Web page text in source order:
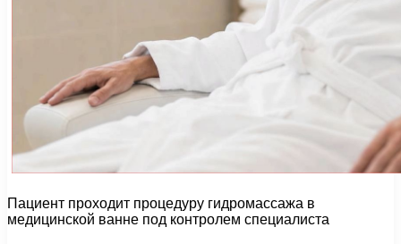
Пациент проходит процедуру гидромассажа в
медицинской ванне под контролем специалиста